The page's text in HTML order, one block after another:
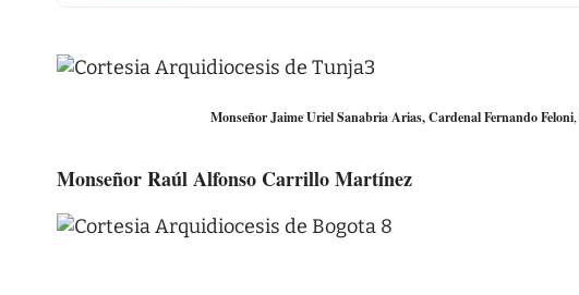
Monseñor Jaime Uriel Sanabria Arias, CardenalFernando Feloni,
Monseñor Raúl Alfonso Carrillo Martínez